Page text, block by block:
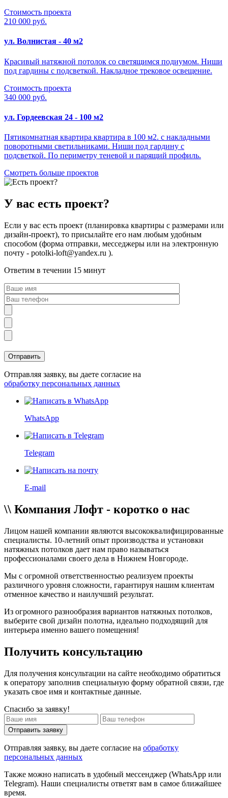
Стоимость проекта
210 000 руб.
ул. Волнистая - 40 м2
Красивый натяжной потолок со светящимся подиумом. Ниши
под гардины с подсветкой. Накладное трековое освещение.
Стоимость проекта
340 000 руб.
ул. Гордеевская 24 - 100 м2
Пятикомнатная квартира квартира в 100 м2. с накладными
поворотными светильниками. Ниши под гардину с
подсветкой. По периметру теневой и парящий профиль.
Смотреть больше проектов
У вас есть проект?
Если у вас есть проект (планировка квартиры с размерами или
дизайн-проект), то присылайте его нам любым удобным
способом (форма отправки, месседжеры или на электронную
почту - potolki-loft@yandex.ru ).
Ответим в течении 15 минут
Отправляя заявку, вы даете согласие на
обработку персональных данных
WhatsApp
Telegram
E-mail
\\ Компания Лофт - коротко о нас
Лицом нашей компании являются высококвалифицированные
специалисты. 10-летний опыт производства и установки
натяжных потолков дает нам право называться
профессионалами своего дела в Нижнем Новгороде.
Мы с огромной ответственностью реализуем проекты
различного уровня сложности, гарантируя нашим клиентам
отменное качество и наилучший результат.
Из огромного разнообразия вариантов натяжных потолков,
выберите свой дизайн полотна, идеально подходящий для
интерьера именно вашего помещения!
Получить консультацию
Для получения консультации на сайте необходимо обратиться
к оператору заполнив специальную форму обратной связи, где
указать свое имя и контактные данные.
Спасибо за заявку!
Отправить заявку
Отправляя заявку, вы даете согласие на обработку
персональных данных
Также можно написать в удобный мессенджер (WhatsApp или
Telegram). Наши специалисты ответят вам в самое ближайшее
время.